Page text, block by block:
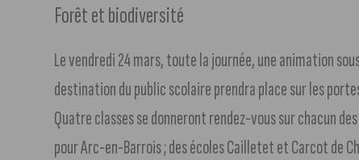
Forêt et biodiversité
Le vendredi 24 mars, toute la journée, une animation
destination du public scolaire prendra place sur les
Quatre classes se donneront rendez-vous sur chacun
pour Arc-en-Barrois ; des écoles Cailletet et Carcot de